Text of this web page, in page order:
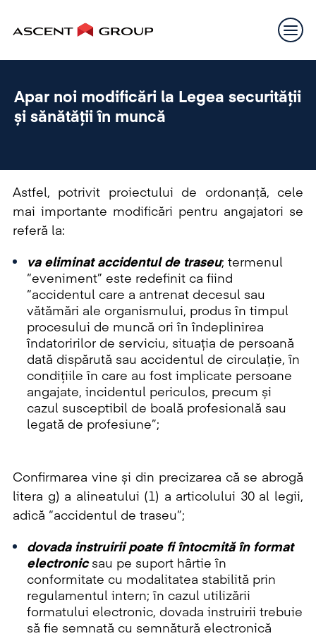
Apar noi modificări la Legea securității
și sănătății în muncă
Astfel, potrivit proiectului de ordonanță, cele
mai importante modificări pentru angajatori se
referă la:
va eliminat accidentul de traseu; termenul
“eveniment” este redefinit ca fiind
“accidentul care a antrenat decesul sau
vătămări ale organismului, produs în timpul
procesului de muncă ori în îndeplinirea
îndatoririlor de serviciu, situația de persoană
dată dispărută sau accidentul de circulație, în
condițiile în care au fost implicate persoane
angajate, incidentul periculos, precum și
cazul susceptibil de boală profesională sau
legată de profesiune”;
Confirmarea vine și din precizarea că se abrogă
litera g) a alineatului (1) a articolului 30 al legii,
adică “accidentul de traseu”;
dovada instruirii poate fi întocmită în format
electronicsau pe suport hârtie în
conformitate cu modalitatea stabilită prin
regulamentul intern; în cazul utilizării
formatului electronic, dovada instruirii trebuie
să fie semnată cu semnătură electronică